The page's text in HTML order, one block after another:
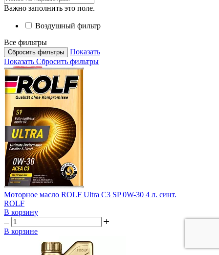
Важно заполнить это поле.
Воздушный фильтр
Все фильтры
Сбросить фильтры
Показать
Показать Сбросить фильтры
Моторное масло ROLF Ultra C3 SP 0W-30 4 л. синт.
ROLF
В корзину
В корзине